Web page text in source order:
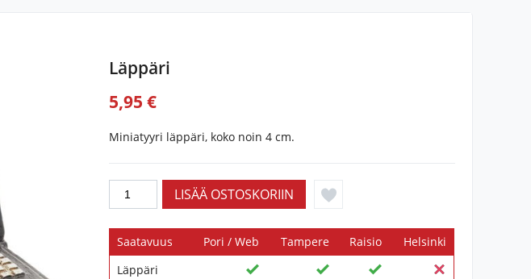
Läppäri
5,95 €
Miniatyyri läppäri, koko noin 4 cm.
Saatavuus Pori / Web Tampere Raisio
Helsinki
Läppäri